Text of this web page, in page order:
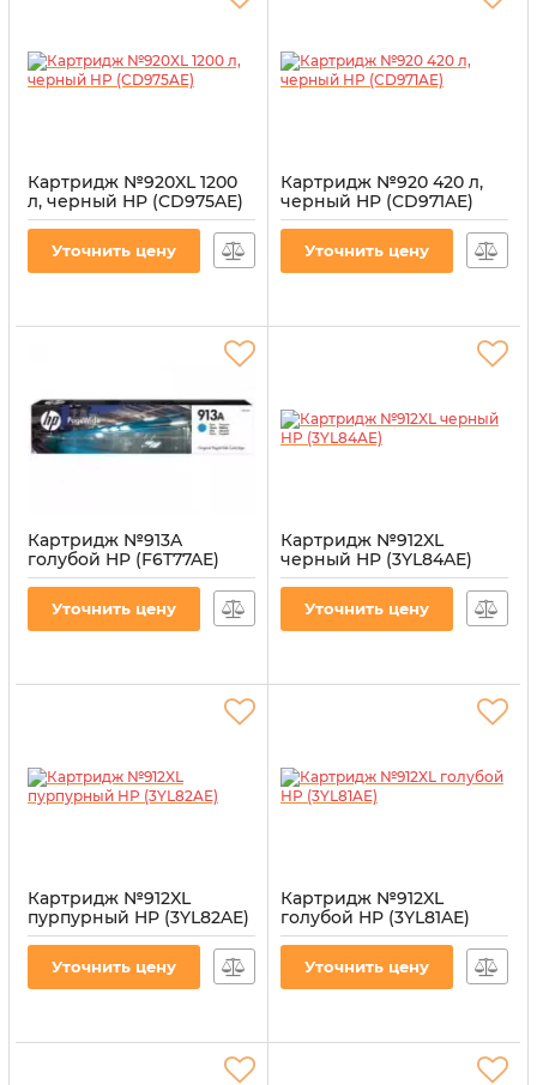
Картридж №920XL 1200
л, черный HP (CD975AE)
Артикул:CI-HP-CD975A-B
Уточнить цену
Картридж №920 420 л,
черный HP (CD971AE)
Артикул:CI-HP-CD971A-B
Уточнить цену
Картридж №913A
голубой HP (F6T77AE)
Артикул:CI-HP-F6T77AE-C
Уточнить цену
Картридж №912XL
черный HP (3YL84AE)
Артикул:CI-HP-3YL84AE-B
Уточнить цену
Картридж №912XL
пурпурный HP (3YL82AE)
Артикул:CI-HP-3YL82AE-M
Уточнить цену
Картридж №912XL
голубой HP (3YL81AE)
Артикул:CI-HP-3YL81AE-CY
Уточнить цену